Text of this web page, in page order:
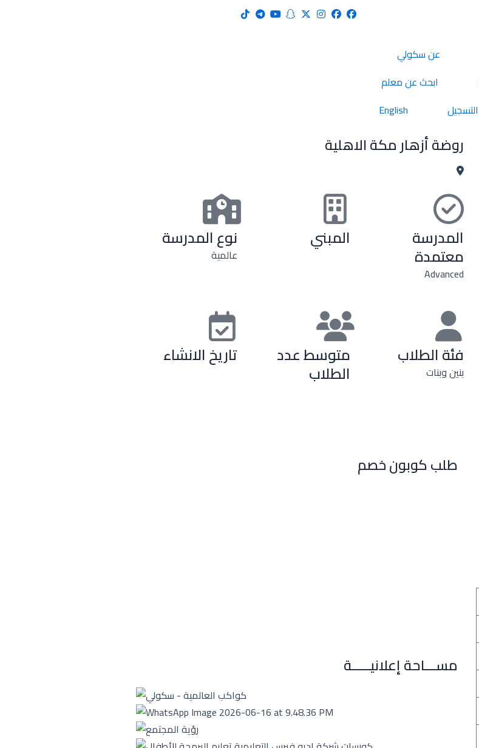
عن سكولي
ابحث عن معلم
التسجيل English
روضة أزهار مكة الاهلية
المدرسة
معتمدة
Advanced
المبني نوع المدرسة
عالمية
فئة الطلاب
بنين وبنات
متوسط عدد
الطلاب
تاريخ الانشاء
طلب كوبون خصم
مســـاحة إعلانيـــــة